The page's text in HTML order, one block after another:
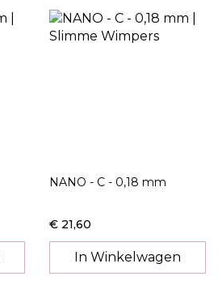
sorteren
NANO - C - 0,18 mm
€ 21,60
In Winkelwagen